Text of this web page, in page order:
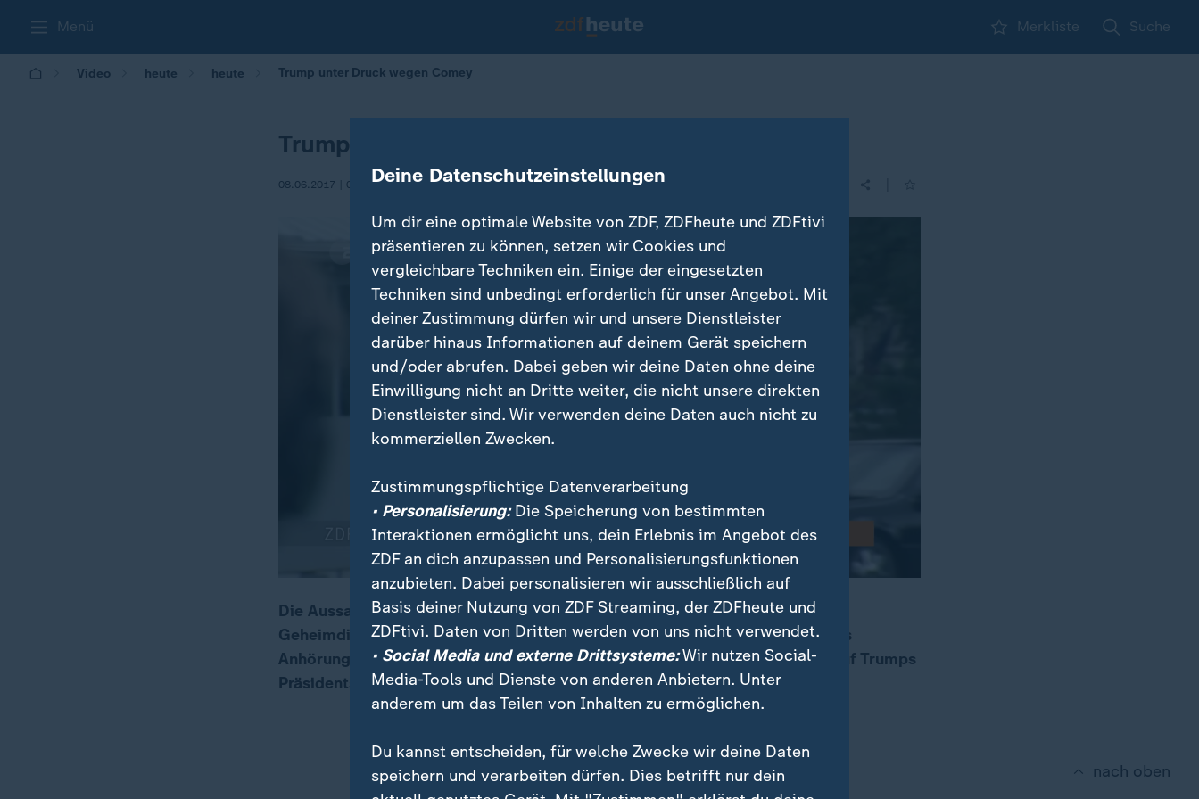
Menü Merkliste Suche
Video heute heute Trump unter Druck wegen Comey
Trump unter Druck wegen Comey
08.06.2017 | 09:35
00:10 01:32
Die Aussage des Ex-FBI-Chefs Comey zur Russland-Affäre liegt dem
Geheimdienstausschuss des Senats vor und belastet Trump schwer. Comeys
Anhörung wird heute mit großer Spannung erwartet, da sie Auswirkungen auf Trumps
Präsidentschaft haben könnte.
nach oben
Deine Datenschutzeinstellungen
Um dir eine optimale Website von ZDF, ZDFheute und ZDFtivi
präsentieren zu können, setzen wir Cookies und
vergleichbare Techniken ein. Einige der eingesetzten
Techniken sind unbedingt erforderlich für unser Angebot. Mit
deiner Zustimmung dürfen wir und unsere Dienstleister
darüber hinaus Informationen auf deinem Gerät speichern
und/oder abrufen. Dabei geben wir deine Daten ohne deine
Einwilligung nicht an Dritte weiter, die nicht unsere direkten
Dienstleister sind. Wir verwenden deine Daten auch nicht zu
kommerziellen Zwecken.
Zustimmungspflichtige Datenverarbeitung
• Personalisierung:Die Speicherung von bestimmten
Interaktionen ermöglicht uns, dein Erlebnis im Angebot des
ZDF an dich anzupassen und Personalisierungsfunktionen
anzubieten. Dabei personalisieren wir ausschließlich auf
Basis deiner Nutzung von ZDF Streaming, der ZDFheute und
ZDFtivi. Daten von Dritten werden von uns nicht verwendet.
• Social Media und externe Drittsysteme:Wir nutzen Social-
Media-Tools und Dienste von anderen Anbietern. Unter
anderem um das Teilen von Inhalten zu ermöglichen.
Du kannst entscheiden, für welche Zwecke wir deine Daten
speichern und verarbeiten dürfen. Dies betrifft nur dein